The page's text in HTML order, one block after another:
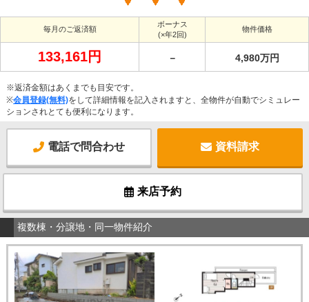
毎月のご返済額
ボーナス
(×年2回)
物件価格
133,161円 － 4,980万円
※返済金額はあくまでも目安です。
※会員登録(無料)をして詳細情報を記入されますと、全物件が自動でシミュレー
ションされとても便利になります。
電話で問合わせ 資料請求
来店予約
複数棟・分譲地・同一物件紹介